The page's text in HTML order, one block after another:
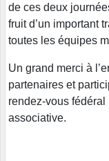
de ces deux
fruit d’un important
toutes les équipes
Un grand merci à
partenaires et
rendez-vous fédéral
associative.